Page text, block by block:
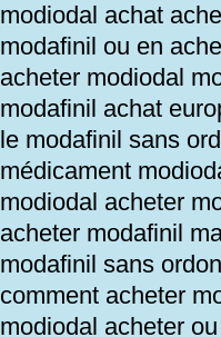
modiodal achat
modafinil ou en
acheter modiodal
modafinil achat
le modafinil sans
médicament
modiodal acheter
acheter modafinil
modafinil sans
comment acheter
modiodal acheter